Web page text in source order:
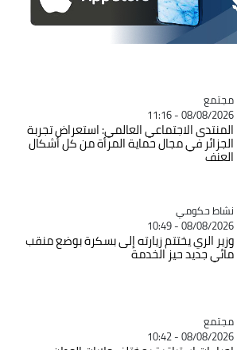
Catégorie
مجتمع
08/08/2026 - 11:16
المنتدى الاجتماعي العالمي: استعراض تجربة
الجزائر في مجال حماية المرأة من كل أشكال
العنف
Catégorie
نشاط حكومي
08/08/2026 - 10:49
وزير الري يختتم زيارته إلى بسكرة بوضع منقب
مائي جديد حيز الخدمة
Catégorie
مجتمع
08/08/2026 - 10:42